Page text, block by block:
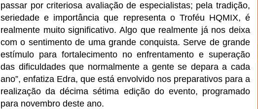
passar por criteriosa avaliação de especialistas; pela tradição,
seriedade e importância que representa o Troféu HQMIX, é
realmente muito significativo. Algo que realmente já nos deixa
com o sentimento de uma grande conquista. Serve de grande
estímulo para fortalecimento no enfrentamento e superação
das dificuldades que normalmente a gente se depara a cada
ano”, enfatiza Edra, que está envolvido nos preparativos para a
realização da décima sétima edição do evento, programado
para novembro deste ano.